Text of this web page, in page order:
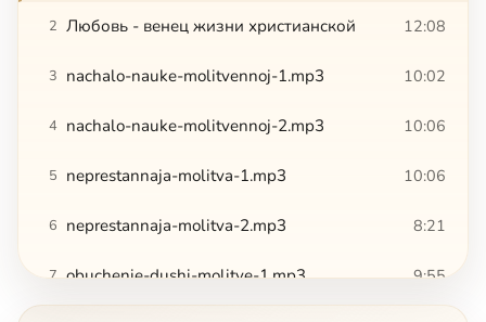
2 Любовь - венец жизни христианской 12:08
3 nachalo-nauke-molitvennoj-1.mp3 10:02
4 nachalo-nauke-molitvennoj-2.mp3 10:06
5 neprestannaja-molitva-1.mp3 10:06
6 neprestannaja-molitva-2.mp3 8:21
7 obuchenie-dushi-molitve-1.mp3 9:55